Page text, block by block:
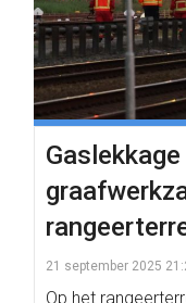
21 september 2025
Op het